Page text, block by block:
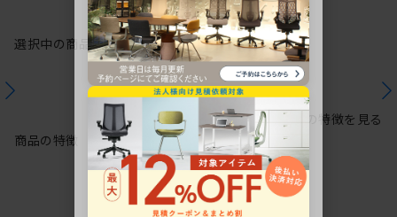
選択中の商品情報保証注意事項
商品の特徴
シリーズの特徴を見る